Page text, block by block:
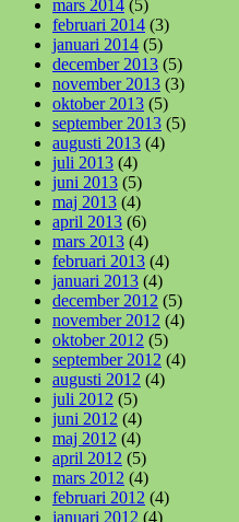
mars 2014 (5)
februari 2014 (3)
januari 2014 (5)
december 2013 (5)
november 2013 (3)
oktober 2013 (5)
september 2013 (5)
augusti 2013 (4)
juli 2013 (4)
juni 2013 (5)
maj 2013 (4)
april 2013 (6)
mars 2013 (4)
februari 2013 (4)
januari 2013 (4)
december 2012 (5)
november 2012 (4)
oktober 2012 (5)
september 2012 (4)
augusti 2012 (4)
juli 2012 (5)
juni 2012 (4)
maj 2012 (4)
april 2012 (5)
mars 2012 (4)
februari 2012 (4)
januari 2012 (4)